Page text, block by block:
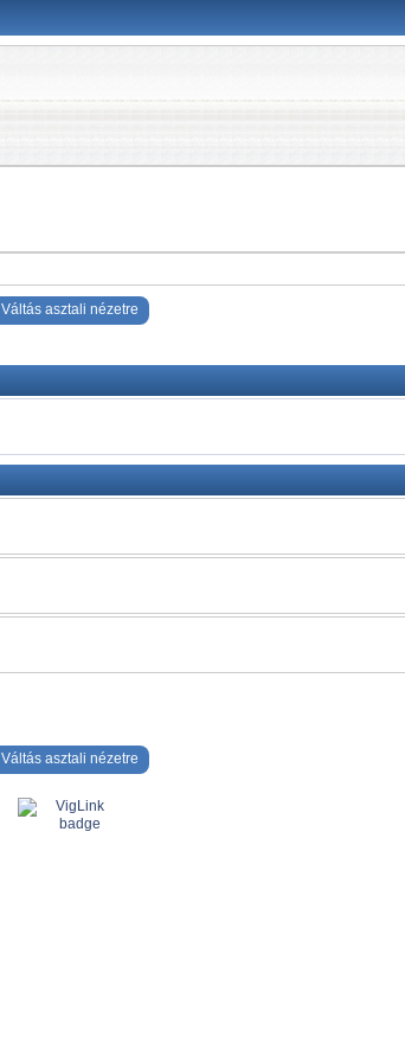
Váltás asztali nézetre
Váltás asztali nézetre